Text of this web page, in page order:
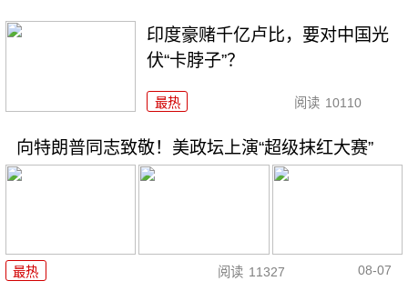
印度豪赌千亿卢比，要对中国光
伏“卡脖子”？
最热 阅读 10110
向特朗普同志致敬！美政坛上演“超级抹红大赛”
最热 阅读 11327 08-07